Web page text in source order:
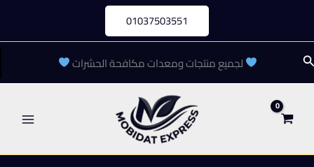
المحتوى
01037503551
البحث لجميع منتجات ومعدات مكافحة الحشرات